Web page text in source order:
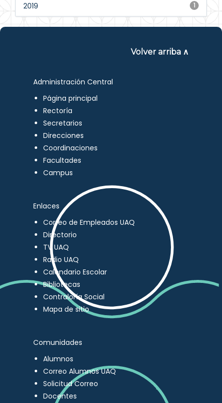
1
2019
Volver arriba ∧
Administración Central
Página principal
Rectoría
Secretarios
Direcciones
Coordinaciones
Facultades
Campus
Enlaces
Correo de Empleados UAQ
Directorio
TV UAQ
Radio UAQ
Calendario Escolar
Bibliotecas
Contraloría Social
Mapa de sitio
Comunidades
Alumnos
Correo Alumnos UAQ
Solicitud Correo
Docentes